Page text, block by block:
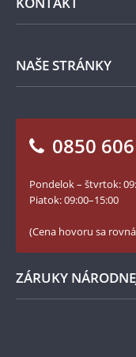
100. výročie vzniku
Ochrana osobných
Numizmatické
NAŠE STRÁNKY
Blog Pokladnica mincí
Facebook Národnej
YouTube Národnej
0850
Pondelok – štvrtok:
Piatok: 09:00–15:00
(Cena hovoru sa
ZÁRUKY